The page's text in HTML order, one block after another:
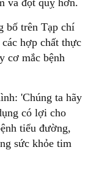
và đột quỵ hơn.
bố trên Tạp chí
hợp chất thực
cơ mắc bệnh
'Chúng ta hãy
có lợi cho
tiểu đường,
sức khỏe tim